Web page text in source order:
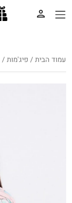
עמוד הבית/ פיג'מות/